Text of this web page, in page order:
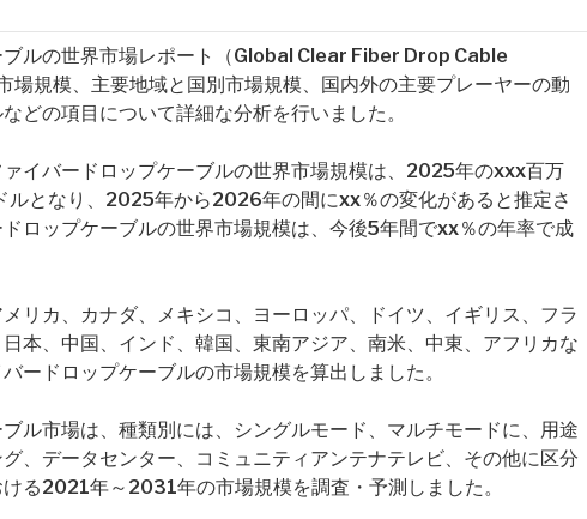
ブルの世界市場レポート（Global Clear Fiber Drop Cable
規模、主要地域と国別市場規模、国内外の主要プレーヤーの動
どの項目について詳細な分析を行いました。
イバードロップケーブルの世界市場規模は、2025年のxxx百万
ルとなり、2025年から2026年の間にxx％の変化があると推定さ
ロップケーブルの世界市場規模は、今後5年間でxx％の年率で成
リカ、カナダ、メキシコ、ヨーロッパ、ドイツ、イギリス、フラ
本、中国、インド、韓国、東南アジア、南米、中東、アフリカな
ードロップケーブルの市場規模を算出しました。
ル市場は、種類別には、シングルモード、マルチモードに、用途
、データセンター、コミュニティアンテナテレビ、その他に区分
る2021年～2031年の市場規模を調査・予測しました。